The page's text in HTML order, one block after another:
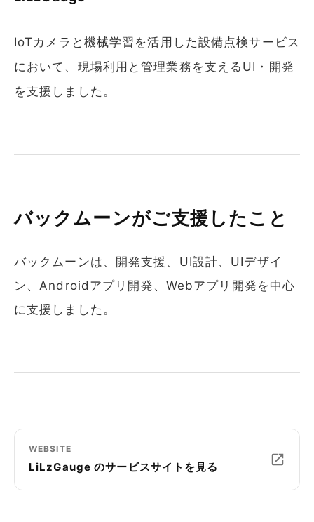
IoTカメラと機械学習を活用した設備点検サービス
において、現場利用と管理業務を支えるUI・開発
を支援しました。
バックムーンがご支援したこと
バックムーンは、開発支援、UI設計、UIデザイ
ン、Androidアプリ開発、Webアプリ開発を中心
に支援しました。
WEBSITE
LiLzGauge のサービスサイトを見る